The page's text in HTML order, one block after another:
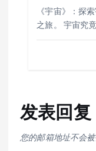
《宇宙》：探
之旅。 宇宙究
发表回复
您的邮箱地址不会被